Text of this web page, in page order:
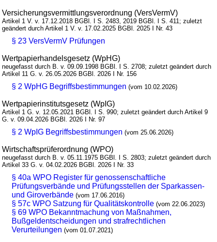
Versicherungsvermittlungsverordnung (VersVermV)
Artikel 1 V. v. 17.12.2018 BGBl. I S. 2483, 2019 BGBl. I S. 411; zuletzt
geändert durch Artikel 1 V. v. 17.02.2025 BGBl. 2025 I Nr. 43
§ 23 VersVermV Prüfungen
Wertpapierhandelsgesetz (WpHG)
neugefasst durch B. v. 09.09.1998 BGBl. I S. 2708; zuletzt geändert durch
Artikel 11 G. v. 26.05.2026 BGBl. 2026 I Nr. 156
§ 2 WpHG Begriffsbestimmungen (vom 10.02.2026)
Wertpapierinstitutsgesetz (WpIG)
Artikel 1 G. v. 12.05.2021 BGBl. I S. 990; zuletzt geändert durch Artikel 9
G. v. 09.04.2026 BGBl. 2026 I Nr. 97
§ 2 WpIG Begriffsbestimmungen (vom 25.06.2026)
Wirtschaftsprüferordnung (WPO)
neugefasst durch B. v. 05.11.1975 BGBl. I S. 2803; zuletzt geändert durch
Artikel 33 G. v. 04.02.2026 BGBl. 2026 I Nr. 33
§ 40a WPO Register für genossenschaftliche
Prüfungsverbände und Prüfungsstellen der Sparkassen-
und Giroverbände (vom 17.06.2016)
§ 57c WPO Satzung für Qualitätskontrolle (vom 22.06.2023)
§ 69 WPO Bekanntmachung von Maßnahmen,
Bußgeldentscheidungen und strafrechtlichen
Verurteilungen (vom 01.07.2021)